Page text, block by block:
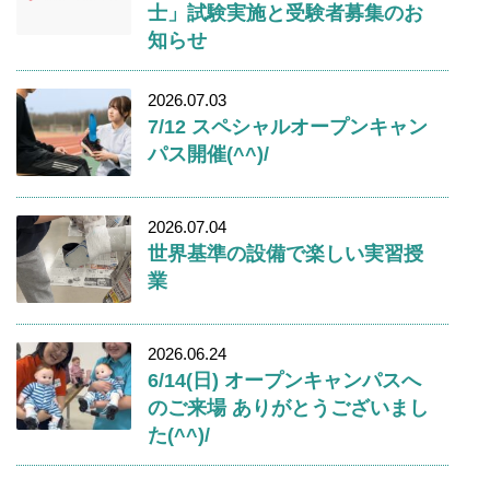
士」試験実施と受験者募集のお
知らせ
2026.07.03
7/12 スペシャルオープンキャン
パス開催(^^)/
2026.07.04
世界基準の設備で楽しい実習授
業
2026.06.24
6/14(日) オープンキャンパスへ
のご来場 ありがとうございまし
た(^^)/